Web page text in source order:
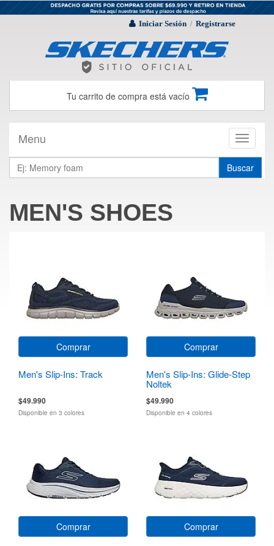
Iniciar Sesión / Registrarse
Tu carrito de compra está vacío
Toggle
Menu
Buscar
MEN'S SHOES
Comprar
Men's Slip-Ins: Track
$49.990
Disponible en 3 colores
Comprar
Men's Slip-Ins: Glide-Step
Noltek
$49.990
Disponible en 4 colores
Comprar Comprar